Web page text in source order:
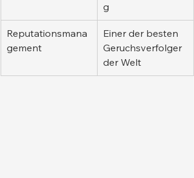
g
Reputationsmana
gement
Einer der besten
Geruchsverfolger
der Welt